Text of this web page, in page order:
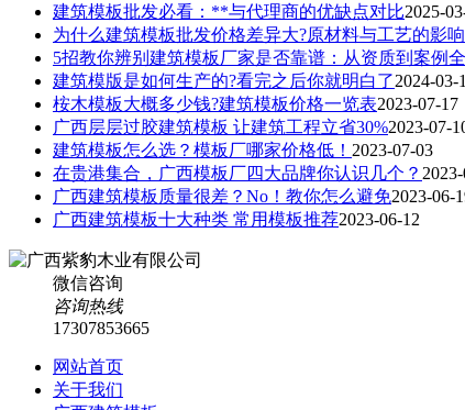
建筑模板批发必看：**与代理商的优缺点对比2025-
为什么建筑模板批发价格差异大?原材料与工艺的影响
5招教你辨别建筑模板厂家是否靠谱：从资质到案例
建筑模版是如何生产的?看完之后你就明白了2024-03-
桉木模板大概多少钱?建筑模板价格一览表2023-07-17
广西层层过胶建筑模板 让建筑工程立省30%2023-07-
建筑模板怎么选？模板厂哪家价格低！ 2023-07-03
在贵港集合，广西模板厂四大品牌你认识几个？
广西建筑模板质量很差？No！教你怎么避免2023-06-
广西建筑模板十大种类 常用模板推荐2023-06-12
微信咨询
咨询热线
17307853665
网站首页
关于我们